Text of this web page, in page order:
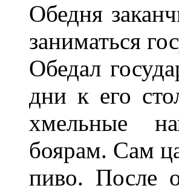
Обедня
заниматься
Обедал
дни к его
хмельные
боярам. Сам
пиво. После